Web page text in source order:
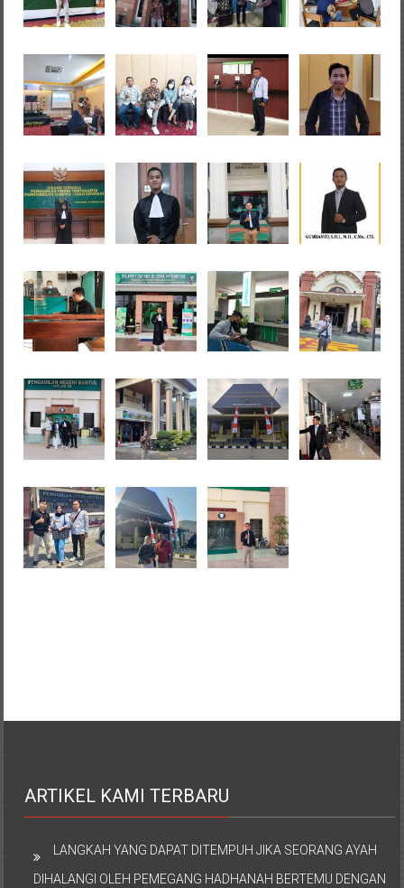
ARTIKEL KAMI TERBARU
LANGKAH YANG DAPAT DITEMPUH JIKA SEORANG AYAH
DIHALANGI OLEH PEMEGANG HADHANAH BERTEMU DENGAN